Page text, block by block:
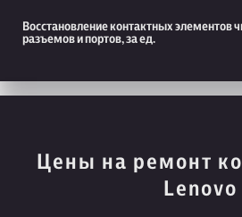
Восстановление контактных элементов
разъемов и портов, за ед.
Цены на ремонт
Lenovo